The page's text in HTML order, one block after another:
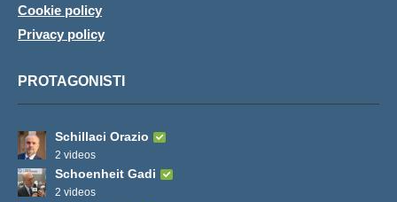
Cookie policy
Privacy policy
PROTAGONISTI
Schillaci Orazio
2 videos
Schoenheit Gadi
2 videos